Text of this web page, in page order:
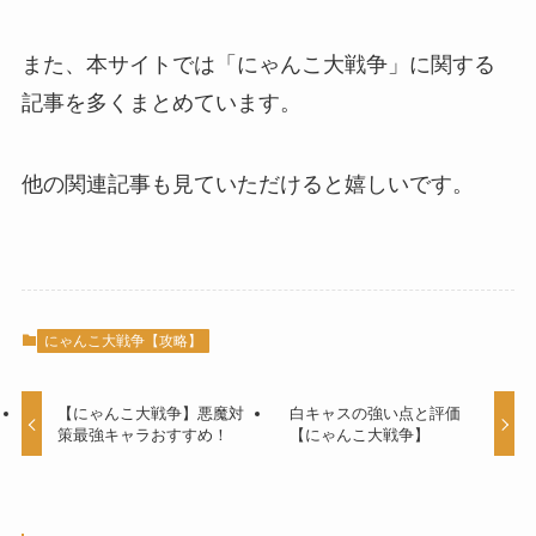
また、本サイトでは「にゃんこ大戦争」に関する
記事を多くまとめています。
他の関連記事も見ていただけると嬉しいです。
にゃんこ大戦争【攻略】
【にゃんこ大戦争】悪魔対
策最強キャラおすすめ！
白キャスの強い点と評価
【にゃんこ大戦争】